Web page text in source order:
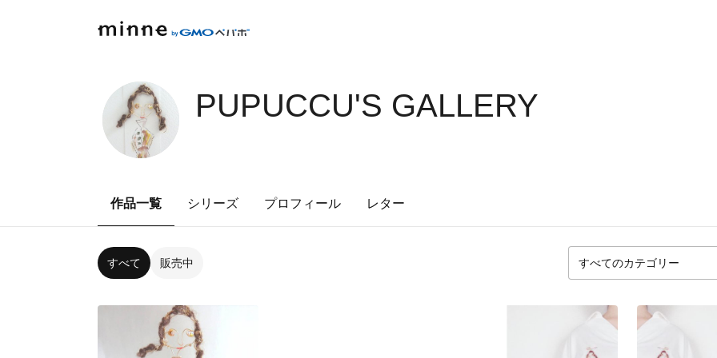
PUPUCCU'S GALLERY
作品一覧 シリーズ プロフィール レター
すべて 販売中